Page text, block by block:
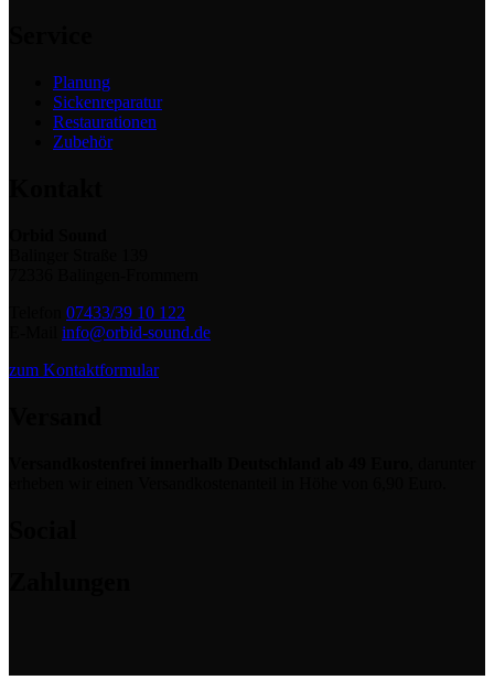
Planung
Sickenreparatur
Restaurationen
Zubehör
07433/39 10 122
info@orbid-sound.de
zum Kontaktformular